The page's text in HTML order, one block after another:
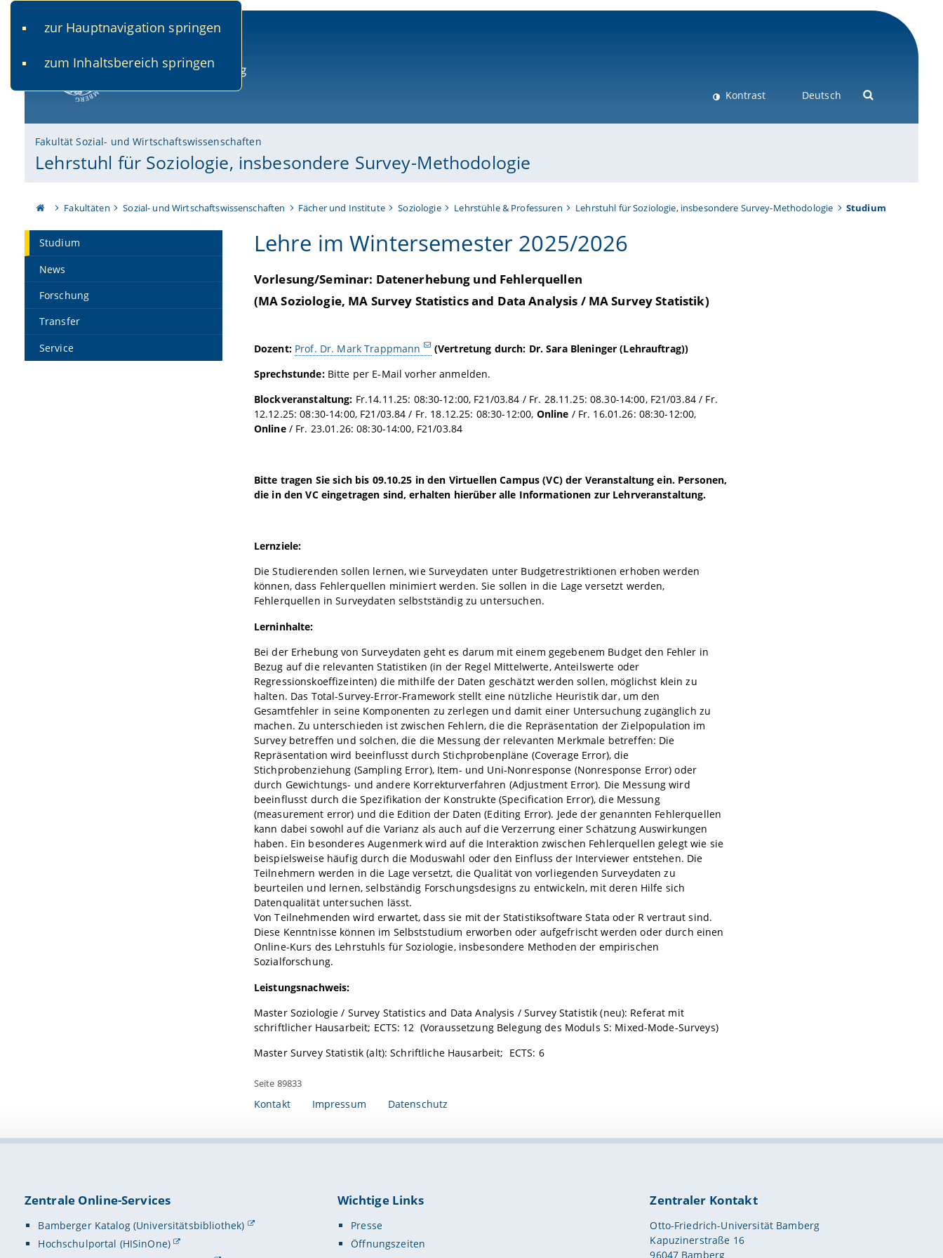
zur Hauptnavigation springen
zum Inhaltsbereich springen
Kontrast Deutsch
Fakultät Sozial- und Wirtschaftswissenschaften
Lehrstuhl für Soziologie, insbesondere Survey-Methodologie
Fakultäten Sozial- und Wirtschaftswissenschaften Fächer und Institute Soziologie Lehrstühle & Professuren Lehrstuhl für Soziologie, insbesondere Survey-Methodologie Studium
Studium
News
Forschung
Transfer
Service
Lehre im Wintersemester 2025/2026
Vorlesung/Seminar: Datenerhebung und Fehlerquellen
(MA Soziologie, MA Survey Statistics and Data Analysis / MA Survey Statistik)
Dozent: Prof. Dr. Mark Trappmann
(Vertretung durch: Dr. Sara Bleninger (Lehrauftrag))
Sprechstunde:Bitte per E-Mail vorher anmelden.
Blockveranstaltung: Fr.14.11.25: 08:30-12:00, F21/03.84 / Fr. 28.11.25: 08.30-14:00, F21/03.84 / Fr.
12.12.25: 08:30-14:00, F21/03.84 / Fr. 18.12.25: 08:30-12:00, Online / Fr. 16.01.26: 08:30-12:00,
Online / Fr. 23.01.26: 08:30-14:00, F21/03.84
Bitte tragen Sie sich bis 09.10.25 in den Virtuellen Campus (VC) der Veranstaltung ein. Personen,
die in den VC eingetragen sind, erhalten hierüber alle Informationen zur Lehrveranstaltung.
Lernziele:
Die Studierenden sollen lernen, wie Surveydaten unter Budgetrestriktionen erhoben werden
können, dass Fehlerquellen minimiert werden. Sie sollen in die Lage versetzt werden,
Fehlerquellen in Surveydaten selbstständig zu untersuchen.
Lerninhalte:
Bei der Erhebung von Surveydaten geht es darum mit einem gegebenem Budget den Fehler in
Bezug auf die relevanten Statistiken (in der Regel Mittelwerte, Anteilswerte oder
Regressionskoeffizeinten) die mithilfe der Daten geschätzt werden sollen, möglichst klein zu
halten. Das Total-Survey-Error-Framework stellt eine nützliche Heuristik dar, um den
Gesamtfehler in seine Komponenten zu zerlegen und damit einer Untersuchung zugänglich zu
machen. Zu unterschieden ist zwischen Fehlern, die die Repräsentation der Zielpopulation im
Survey betreffen und solchen, die die Messung der relevanten Merkmale betreffen: Die
Repräsentation wird beeinflusst durch Stichprobenpläne (Coverage Error), die
Stichprobenziehung (Sampling Error), Item- und Uni-Nonresponse (Nonresponse Error) oder
durch Gewichtungs- und andere Korrekturverfahren (Adjustment Error). Die Messung wird
beeinflusst durch die Spezifikation der Konstrukte (Specification Error), die Messung
(measurement error) und die Edition der Daten (Editing Error). Jede der genannten Fehlerquellen
kann dabei sowohl auf die Varianz als auch auf die Verzerrung einer Schätzung Auswirkungen
haben. Ein besonderes Augenmerk wird auf die Interaktion zwischen Fehlerquellen gelegt wie sie
beispielsweise häufig durch die Moduswahl oder den Einfluss der Interviewer entstehen. Die
Teilnehmern werden in die Lage versetzt, die Qualität von vorliegenden Surveydaten zu
beurteilen und lernen, selbständig Forschungsdesigns zu entwickeln, mit deren Hilfe sich
Datenqualität untersuchen lässt.
Von Teilnehmenden wird erwartet, dass sie mit der Statistiksoftware Stata oder R vertraut sind.
Diese Kenntnisse können im Selbststudium erworben oder aufgefrischt werden oder durch einen
Online-Kurs des Lehrstuhls für Soziologie, insbesondere Methoden der empirischen
Sozialforschung.
Leistungsnachweis:
Master Soziologie / Survey Statistics and Data Analysis / Survey Statistik (neu): Referat mit
schriftlicher Hausarbeit; ECTS: 12 (Voraussetzung Belegung des Moduls S: Mixed-Mode-Surveys)
Master Survey Statistik (alt): Schriftliche Hausarbeit; ECTS: 6
Seite 89833
Kontakt Impressum Datenschutz
Zentrale Online-Services
Bamberger Katalog (Universitätsbibliothek)
Hochschulportal (HISinOne)
Wichtige Links
Presse
Öffnungszeiten
Zentraler Kontakt
Otto-Friedrich-Universität Bamberg
Kapuzinerstraße 16
96047 Bamberg